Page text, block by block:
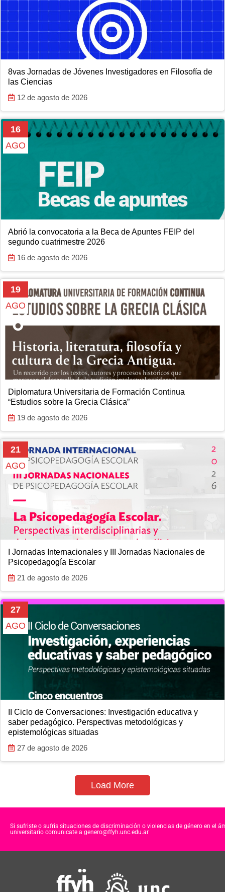
8vas Jornadas de Jóvenes Investigadores en Filosofía de
las Ciencias
12 de agosto de 2026
16
AGO
Abrió la convocatoria a la Beca de Apuntes FEIP del
segundo cuatrimestre 2026
16 de agosto de 2026
19
AGO
Diplomatura Universitaria de Formación Continua
“Estudios sobre la Grecia Clásica”
19 de agosto de 2026
21
AGO
I Jornadas Internacionales y III Jornadas Nacionales de
Psicopedagogía Escolar
21 de agosto de 2026
27
AGO
II Ciclo de Conversaciones: Investigación educativa y
saber pedagógico. Perspectivas metodológicas y
epistemológicas situadas
27 de agosto de 2026
Load More
Si sufriste o sufris situaciones de discriminación o violencias de género en el
universitario comunicate a genero@ffyh.unc.edu.ar